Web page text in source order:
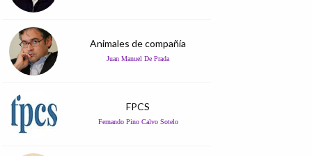
Animales de compañía
Juan Manuel De Prada
FPCS
Fernando Pino Calvo Sotelo